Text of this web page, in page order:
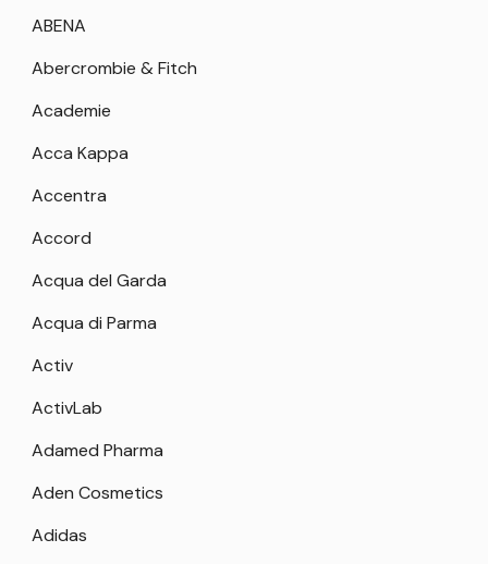
ABENA
Abercrombie & Fitch
Academie
Acca Kappa
Accentra
Accord
Acqua del Garda
Acqua di Parma
Activ
ActivLab
Adamed Pharma
Aden Cosmetics
Adidas